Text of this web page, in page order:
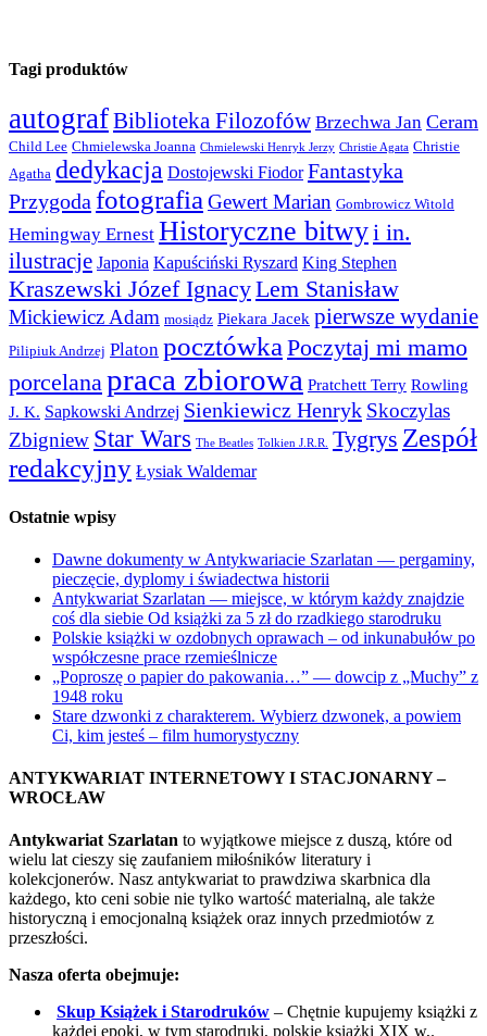
Tagi produktów
autografBiblioteka Filozofów Brzechwa Jan Ceram
Child Lee Chmielewska Joanna Chmielewski Henryk Jerzy Christie Agata Christie
Agatha dedykacja Dostojewski Fiodor Fantastyka
Przygoda fotografia Gewert Marian Gombrowicz Witold
Hemingway Ernest Historyczne bitwyi in.
ilustracje Japonia Kapuściński Ryszard King Stephen
Kraszewski Józef IgnacyLem Stanisław
Mickiewicz Adam mosiądz Piekara Jacek pierwsze wydanie
Pilipiuk Andrzej Platon pocztówka Poczytaj mi mamo
porcelanapraca zbiorowa Pratchett Terry Rowling
J. K. Sapkowski Andrzej Sienkiewicz Henryk Skoczylas
Zbigniew Star Wars The Beatles Tolkien J.R.R. Tygrys Zespół
redakcyjny Łysiak Waldemar
Ostatnie wpisy
Dawne dokumenty w Antykwariacie Szarlatan — pergaminy,
pieczęcie, dyplomy i świadectwa historii
Antykwariat Szarlatan — miejsce, w którym każdy znajdzie
coś dla siebie Od książki za 5 zł do rzadkiego starodruku
Polskie książki w ozdobnych oprawach – od inkunabułów po
współczesne prace rzemieślnicze
„Poproszę o papier do pakowania…” — dowcip z „Muchy” z
1948 roku
Stare dzwonki z charakterem. Wybierz dzwonek, a powiem
Ci, kim jesteś – film humorystyczny
ANTYKWARIAT INTERNETOWY I STACJONARNY –
WROCŁAW
Antykwariat Szarlatan to wyjątkowe miejsce z duszą, które od
wielu lat cieszy się zaufaniem miłośników literatury i
kolekcjonerów. Nasz antykwariat to prawdziwa skarbnica dla
każdego, kto ceni sobie nie tylko wartość materialną, ale także
historyczną i emocjonalną książek oraz innych przedmiotów z
przeszłości.
Nasza oferta obejmuje:
Skup Książek i Starodruków – Chętnie kupujemy książki z
każdej epoki, w tym starodruki, polskie książki XIX w,.